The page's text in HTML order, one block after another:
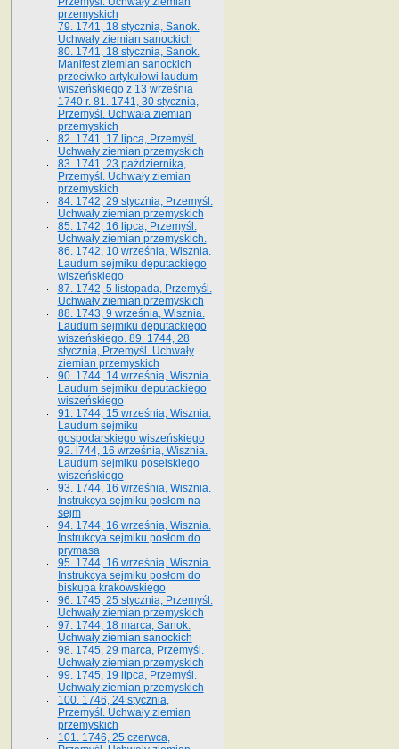
przemyskich
79. 1741, 18 stycznia, Sanok.
Uchwały ziemian sanockich
80. 1741, 18 stycznia, Sanok.
Manifest ziemian sanockich
przeciwko artykułowi laudum
wiszeńskiego z 13 wrze­śnia
1740 r. 81. 1741, 30 stycznia,
Przemyśl. Uchwała ziemian
przemyskich
82. 1741, 17 lipca, Przemyśl.
Uchwały ziemian przemyskich
83. 1741, 23 października,
Przemyśl. Uchwały ziemian
przemyskich
84. 1742, 29 stycznia, Przemyśl.
Uchwały ziemian przemyskich
85. 1742, 16 lipca, Przemyśl.
Uchwały ziemian przemyskich.
86. 1742, 10 września, Wisznia.
Laudum sejmiku deputackiego
wiszeńskiego
87. 1742, 5 listopada, Przemyśl.
Uchwały ziemian przemyskich
88. 1743, 9 września, Wisznia.
Laudum sejmiku deputackiego
wiszeńskiego. 89. 1744, 28
stycznia, Przemyśl. Uchwały
ziemian przemyskich
90. 1744, 14 września, Wisznia.
Laudum sejmiku deputackiego
wiszeńskiego
91. 1744, 15 września, Wisznia.
Laudum sejmiku
gospodarskiego wiszeńskiego
92. l744, 16 września, Wisznia.
Laudum sejmiku poselskiego
wiszeńskiego
93. 1744, 16 września, Wisznia.
Instrukcya sejmiku posłom na
sejm
94. 1744, 16 września, Wisznia.
Instrukcya sejmiku posłom do
prymasa
95. 1744, 16 września, Wisznia.
Instrukcya sejmiku posłom do
biskupa krakowskiego
96. 1745, 25 stycznia, Przemyśl.
Uchwały ziemian przemyskich
97. 1744, 18 marca, Sanok.
Uchwały ziemian sanockich
98. 1745, 29 marca, Przemyśl.
Uchwały ziemian przemyskich
99. 1745, 19 lipca, Przemyśl.
Uchwały ziemian przemyskich
100. 1746, 24 stycznia,
Przemyśl. Uchwały ziemian
przemyskich
101. 1746, 25 czerwca,